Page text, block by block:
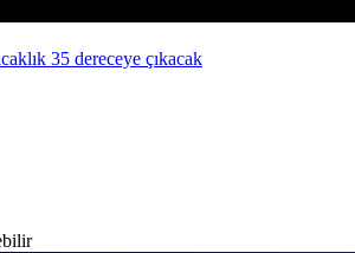
35 dereceye çıkacak